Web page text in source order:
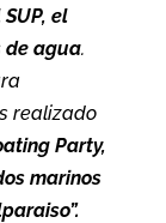
el
de agua.
realizado
Party,
marinos